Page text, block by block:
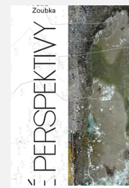
poštorenských
pecích, které jsou
Havlíčkovou vilou.
OTEVÍRACÍ DOBA:
19 hodin, sobota a